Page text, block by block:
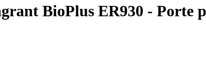
BioPlus ER930 - Porte